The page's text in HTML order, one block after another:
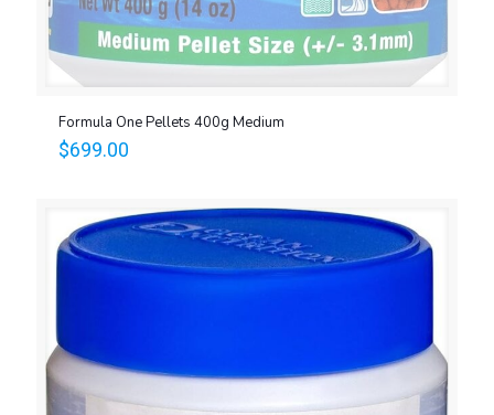
Formula One Pellets 400g Medium
$699.00